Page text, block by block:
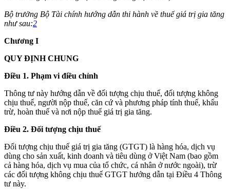
Bộ trưởng Bộ Tài chính hướng dẫn thi hành về thuế giá trị gia tăng
như sau:2
Chương I
QUY ĐỊNH CHUNG
Điều 1. Phạm vi điều chỉnh
Thông tư này hướng dẫn về đối tượng chịu thuế, đối tượng không
chịu thuế, người nộp thuế, căn cứ và phương pháp tính thuế, khấu
trừ, hoàn thuế và nơi nộp thuế giá trị gia tăng.
Điều 2. Đối tượng chịu thuế
Đối tượng chịu thuế giá trị gia tăng (GTGT) là hàng hóa, dịch vụ
dùng cho sản xuất, kinh doanh và tiêu dùng ở Việt Nam (bao gồm
cả hàng hóa, dịch vụ mua của tổ chức, cá nhân ở nước ngoài), trừ
các đối tượng không chịu thuế GTGT hướng dẫn tại Điều 4 Thông
tư này.